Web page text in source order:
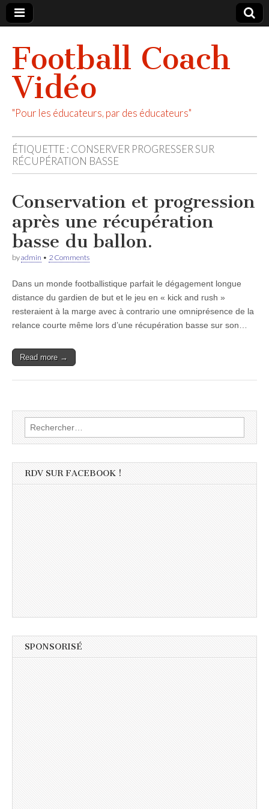
Football Coach
Vidéo
"Pour les éducateurs, par des éducateurs"
ÉTIQUETTE : CONSERVER PROGRESSER SUR
RÉCUPÉRATION BASSE
Conservation et progression
après une récupération
basse du ballon.
byadmin • 2 Comments
Dans un monde footballistique parfait le dégagement longue
distance du gardien de but et le jeu en « kick and rush »
resteraient à la marge avec à contrario une omniprésence de la
relance courte même lors d’une récupération basse sur son…
Read more →
Rechercher :
RDV SUR FACEBOOK !
SPONSORISÉ